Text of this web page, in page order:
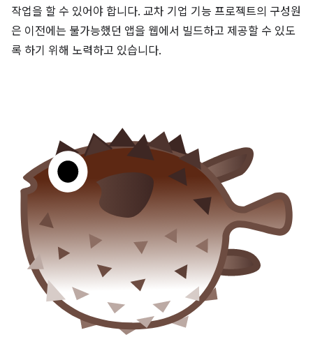
작업을 할 수 있어야 합니다. 교차 기업 기능 프로젝트의 구성원
은 이전에는 불가능했던 앱을 웹에서 빌드하고 제공할 수 있도
록 하기 위해 노력하고 있습니다.